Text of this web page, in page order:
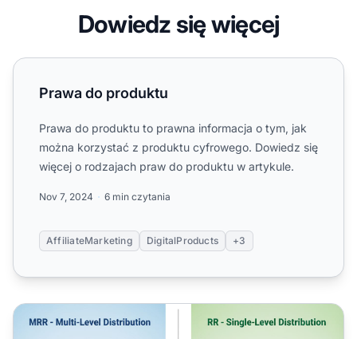
Dowiedz się więcej
Prawa do produktu
Prawa do produktu
Prawa do produktu to prawna informacja o tym, jak
można korzystać z produktu cyfrowego. Dowiedz się
więcej o rodzajach praw do produktu w artykule.
Nov 7, 2024 6 min czytania
AffiliateMarketing DigitalProducts +3
MRR vs RR: Zrozumienie praw dystrybucji w produktach